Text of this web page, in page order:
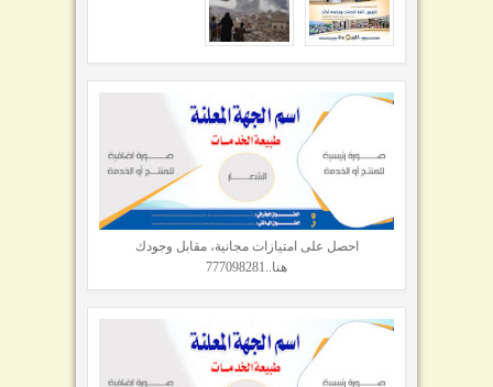
احصل على امتيازات مجانية، مقابل وجودك
هنا..777098281